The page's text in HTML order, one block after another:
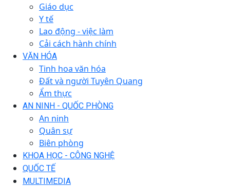
Giáo dục
Y tế
Lao động - việc làm
Cải cách hành chính
VĂN HÓA
Tinh hoa văn hóa
Đất và người Tuyên Quang
Ẩm thực
AN NINH - QUỐC PHÒNG
An ninh
Quân sự
Biên phòng
KHOA HỌC - CÔNG NGHỆ
QUỐC TẾ
MULTIMEDIA